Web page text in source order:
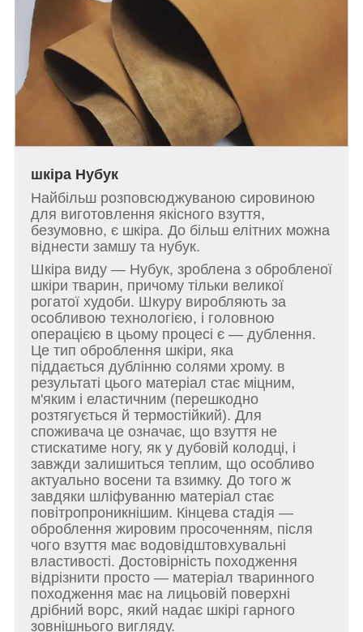
шкіра Нубук
Найбільш розповсюджуваною сировиною
для виготовлення якісного взуття,
безумовно, є шкіра. До більш елітних можна
віднести замшу та нубук.
Шкіра виду — Нубук, зроблена з обробленої
шкіри тварин, причому тільки великої
рогатої худоби. Шкуру виробляють за
особливою технологією, і головною
операцією в цьому процесі є — дублення.
Це тип оброблення шкіри, яка
піддається дублінню солями хрому. в
результаті цього матеріал стає міцним,
м'яким і еластичним (перешкодно
розтягується й термостійкий). Для
споживача це означає, що взуття не
стискатиме ногу, як у дубовій колодці, і
завжди залишиться теплим, що особливо
актуально восени та взимку. До того ж
завдяки шліфуванню матеріал стає
повітропроникнішим. Кінцева стадія —
оброблення жировим просоченням, після
чого взуття має водовідштовхувальні
властивості. Достовірність походження
відрізнити просто — матеріал тваринного
походження має на лицьовій поверхні
дрібний ворс, який надає шкірі гарного
зовнішнього вигляду.